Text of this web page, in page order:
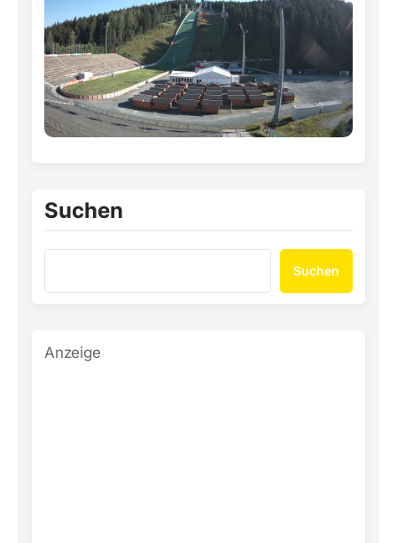
Suchen
Suchen
Anzeige